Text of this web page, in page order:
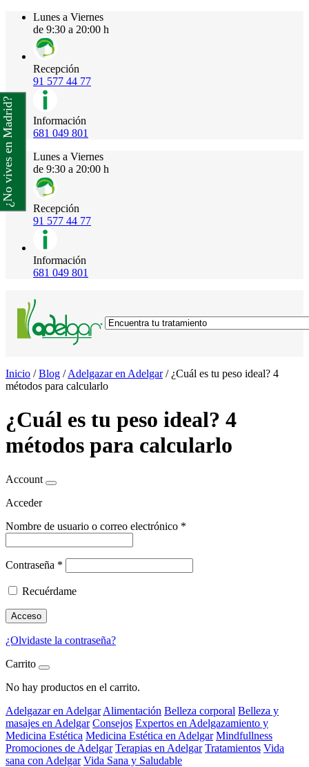
Lunes a Viernes
de 9:30 a 20:00 h
Recepción
91 577 44 77
Información
681 049 801
Lunes a Viernes
de 9:30 a 20:00 h
Recepción
91 577 44 77
Información
681 049 801
Inicio /Blog /Adelgazar en Adelgar/ ¿Cuál es tu peso ideal? 4
métodos para calcularlo
¿Cuál es tu peso ideal? 4
métodos para calcularlo
Account
Acceder
Nombre de usuario o correo electrónico *
Contraseña *
Recuérdame
Acceso
¿Olvidaste la contraseña?
Carrito
No hay productos en el carrito.
Adelgazar en Adelgar Alimentación Belleza corporal Belleza y
masajes en Adelgar Consejos Expertos en Adelgazamiento y
Medicina Estética Medicina Estética en Adelgar Mindfullness
Promociones de Adelgar Terapias en Adelgar Tratamientos Vida
sana con Adelgar Vida Sana y Saludable
¿No vives en Madrid?